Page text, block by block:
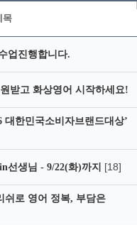
목
업진행합니다.
받고 화상영어 시작하세요!
대한민국소비자브랜드대상’
선생님 - 9/22(화)까지 [18]
쉬로 영어 정복, 부담은